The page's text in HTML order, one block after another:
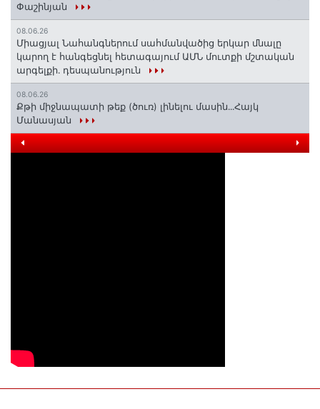
Փաշինյան
08.06.26
Միացյալ Նահանգներում սահմանվածից երկար մնալը
կարող է հանգեցնել հետագայում ԱՄՆ մուտքի մշտական
արգելքի․ դեսպանություն
08.06.26
Քթի միջնապատի թեք (ծուռ) լինելու մասին․․․Հայկ
Մանասյան